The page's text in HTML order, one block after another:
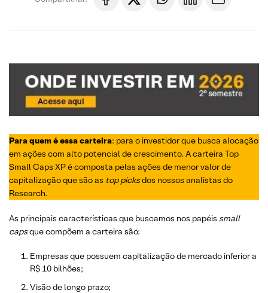
Para quem é essa carteira: para o investidor que busca alocação
em ações com alto potencial de crescimento. A carteira Top
Small Caps XP é composta pelas ações de menor valor de
capitalização que são as top picksdos nossos analistas do
Research.
As principais características que buscamos nos papéis small
capsque compõem a carteira são:
Empresas que possuem capitalização de mercado inferior a
R$ 10 bilhões;
Visão de longo prazo;